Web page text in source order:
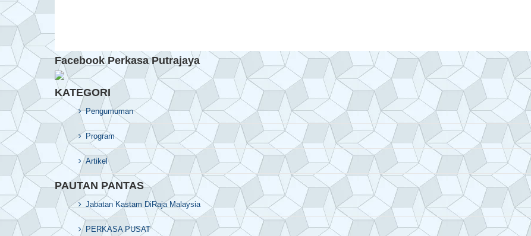
Facebook Perkasa Putrajaya
KATEGORI
Pengumuman
Program
Artikel
PAUTAN PANTAS
Jabatan Kastam DiRaja Malaysia
PERKASA PUSAT